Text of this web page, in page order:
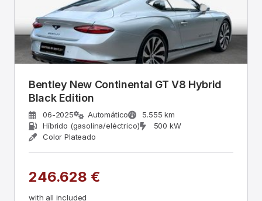
Bentley New Continental GT V8 Hybrid
Black Edition
06-2025 Automático
5.555 km
Híbrido (gasolina/eléctrico)
500 kW
Color Plateado
246.628 €
with all included